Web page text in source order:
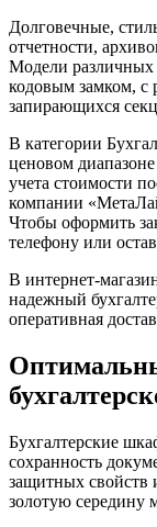
Долговечные,
отчетности,
Модели
кодовым замком, с
запирающихся
В категории
ценовом
учета стоимости
компании
Чтобы оформить
телефону или
В интернет-
надежный
оперативная
Бухгалтерские
сохранность
защитных свойств
золотую